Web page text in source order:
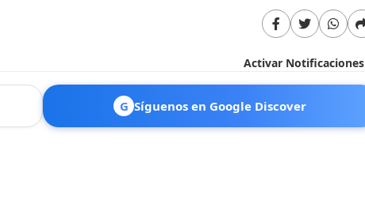
Activar Notificaciones
G Síguenos en Google Discover